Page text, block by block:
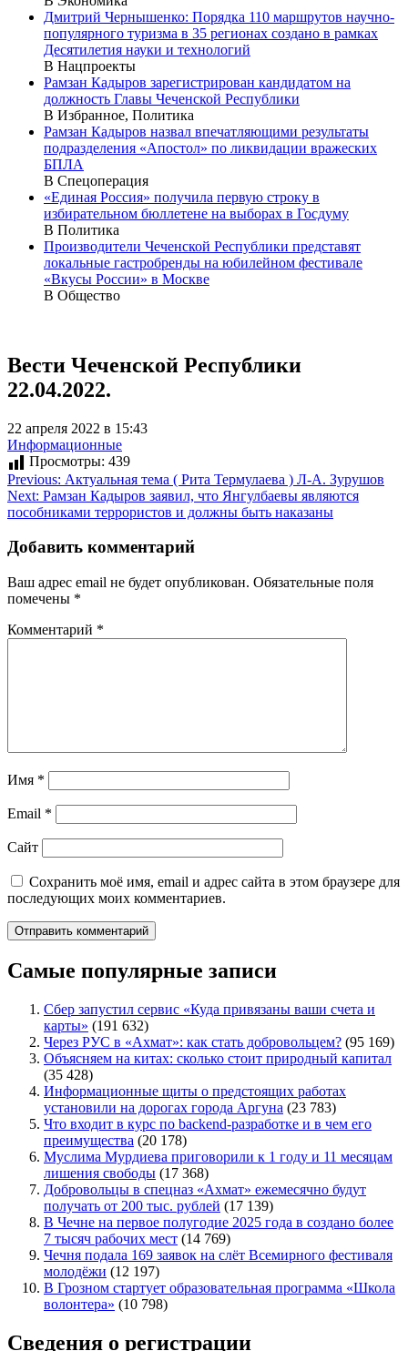
Дмитрий Чернышенко: Порядка 110 маршрутов научно-
популярного туризма в 35 регионах создано в рамках
Десятилетия науки и технологий
В Нацпроекты
Рамзан Кадыров зарегистрирован кандидатом на
должность Главы Чеченской Республики
В Избранное, Политика
Рамзан Кадыров назвал впечатляющими результаты
подразделения «Апостол» по ликвидации вражеских
БПЛА
В Спецоперация
«Единая Россия» получила первую строку в
избирательном бюллетене на выборах в Госдуму
В Политика
Производители Чеченской Республики представят
локальные гастробренды на юбилейном фестивале
«Вкусы России» в Москве
В Общество
Вести Чеченской Республики
22.04.2022.
22 апреля 2022 в 15:43
Информационные
Просмотры: 439
Навигация
по
Previous: Актуальная тема ( Рита Термулаева ) Л-А. Зурушов
Next: Рамзан Кадыров заявил, что Янгулбаевы являются
пособниками террористов и должны быть наказаны
Добавить комментарий
Ваш адрес email не будет опубликован. Обязательные поля
помечены *
Комментарий *
Имя *
Email *
Сайт
Сохранить моё имя, email и адрес сайта в этом браузере для
последующих моих комментариев.
Самые популярные записи
Сбер запустил сервис «Куда привязаны ваши счета и
карты» (191 632)
Через РУС в «Ахмат»: как стать добровольцем? (95 169)
Объясняем на китах: сколько стоит природный капитал
(35 428)
Информационные щиты о предстоящих работах
установили на дорогах города Аргуна (23 783)
Что входит в курс по backend-разработке и в чем его
преимущества (20 178)
Муслима Мурдиева приговорили к 1 году и 11 месяцам
лишения свободы (17 368)
Добровольцы в спецназ «Ахмат» ежемесячно будут
получать от 200 тыс. рублей (17 139)
В Чечне на первое полугодие 2025 года в создано более
7 тысяч рабочих мест (14 769)
Чечня подала 169 заявок на слёт Всемирного фестиваля
молодёжи (12 197)
В Грозном стартует образовательная программа «Школа
волонтера» (10 798)
Сведения о регистрации